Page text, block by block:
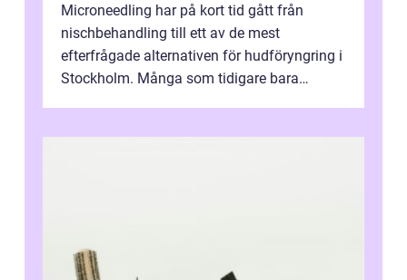
Microneedling har på kort tid gått från
nischbehandling till ett av de mest
efterfrågade alternativen för hudföryngring i
Stockholm. Många som tidigare bara